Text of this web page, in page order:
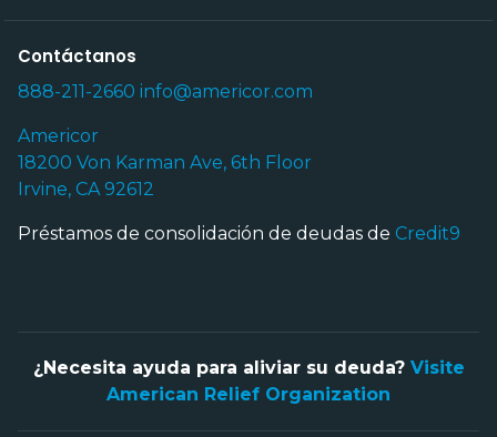
Contáctanos
888-211-2660 info@americor.com
Americor
18200 Von Karman Ave, 6th Floor
Irvine, CA 92612
Préstamos de consolidación de deudas de Credit9
¿Necesita ayuda para aliviar su deuda? Visite
American Relief Organization